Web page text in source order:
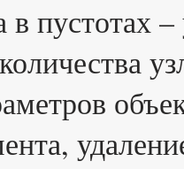
в пустотах